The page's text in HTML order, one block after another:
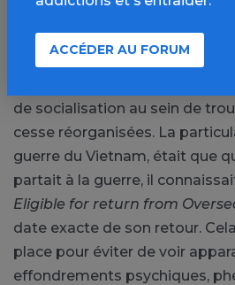
souvenirs souvent très
de socialisation au sein de
cesse réorganisées. La
guerre du Vietnam, était que
partait à la guerre, il
Eligible for return from
date exacte de son retour.
place pour éviter de voir
effondrements psychiques,
ACCÉDER AU FORUM